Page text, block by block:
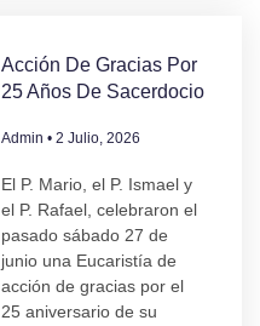
Acción De Gracias Por
25 Años De Sacerdocio
Admin 2 Julio, 2026
El P. Mario, el P. Ismael y
el P. Rafael, celebraron el
pasado sábado 27 de
junio una Eucaristía de
acción de gracias por el
25 aniversario de su